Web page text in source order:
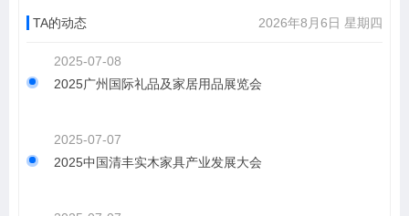
TA的动态 2026年8月6日 星期四
2025-07-08
2025广州国际礼品及家居用品展览会
2025-07-07
2025中国清丰实木家具产业发展大会